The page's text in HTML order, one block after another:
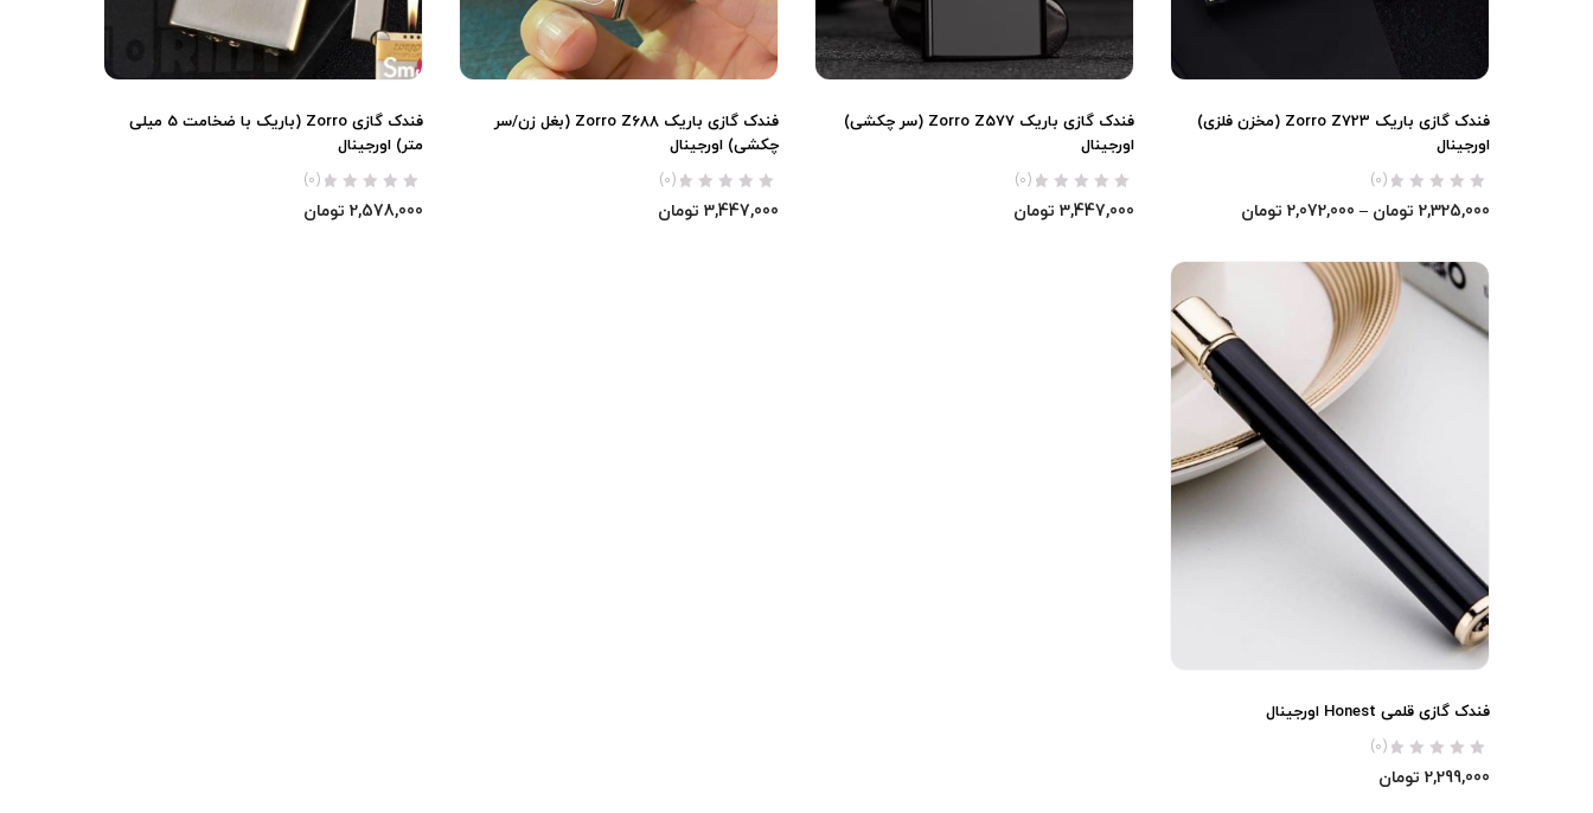
فندک گازی باریک Zorro Z723 (مخزن فلزی)
اورجینال
(0)
2,325,000 تومان –
2,072,000 تومان
فندک گازی باریک Zorro Z577 (سر چکشی)
اورجینال
(0)
3,447,000 تومان
فندک گازی باریک Zorro Z688 (بغل زن/سر
چکشی) اورجینال
(0)
3,447,000 تومان
فندک گازی Zorro (باریک با ضخامت 5 میلی
متر) اورجینال
(0)
2,578,000 تومان
فندک گازی قلمی Honest اورجینال
(0)
2,299,000 تومان